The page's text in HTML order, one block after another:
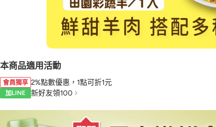
本商品適用活動
會員獨享 2%點數優惠，1點可折1元
加LINE 新好友領100